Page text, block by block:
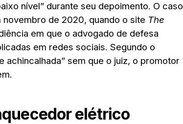
nível” durante seu depoimento. O caso
de 2020, quando o site The
em que o advogado de defesa
em redes sociais. Segundo o
achincalhada” sem que o juiz, o promotor
elétrico